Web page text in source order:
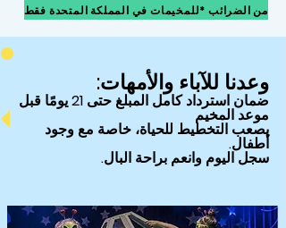
من الضرائب *للمخيمات في المملكة المتحدة فقط
وعدنا للآباء والأمهات:
ضمان استرداد كامل المبلغ حتى 21 يومًا قبل
موعد المخيم
يصعب التخطيط للحياة، خاصة مع وجود
أطفال.
سجل اليوم وانعم براحة البال.